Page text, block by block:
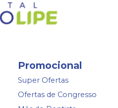
Promocional
Super Ofertas
Ofertas de Congresso